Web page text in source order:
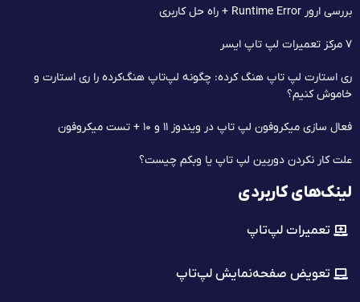
بررسی ارور Runtime Error + راه حل کاربری
۷ مرکز تعمیرات لپ‌ تاپ ایسر
ری استارت لپ تاپ هنگ کرده: چگونه لپ‌تاپ هنگ‌کرده را ری استارت و
خاموش کنیم؟
فعال سازی میکروفون لپ تاپ در ویندوز ۱۱ و ۱۰ + تست میکروفون
علت کار نکردن دوربین لپ تاپ یا وبکم چیست؟
لینک‌های کاربردی
تعمیرات لپ‌تاپ
تعویض صفحه‌نمایش لپ‌تاپ